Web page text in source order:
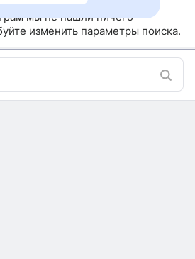
мы не нашли ничего
изменить параметры поиска.